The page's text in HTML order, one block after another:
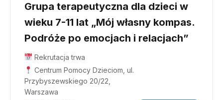
Grupa terapeutyczna dla dzieci w
wieku 7-11 lat „Mój własny kompas.
Podróże po emocjach i relacjach”
Rekrutacja trwa
Centrum Pomocy Dzieciom, ul.
Przybyszewskiego 20/22,
Warszawa